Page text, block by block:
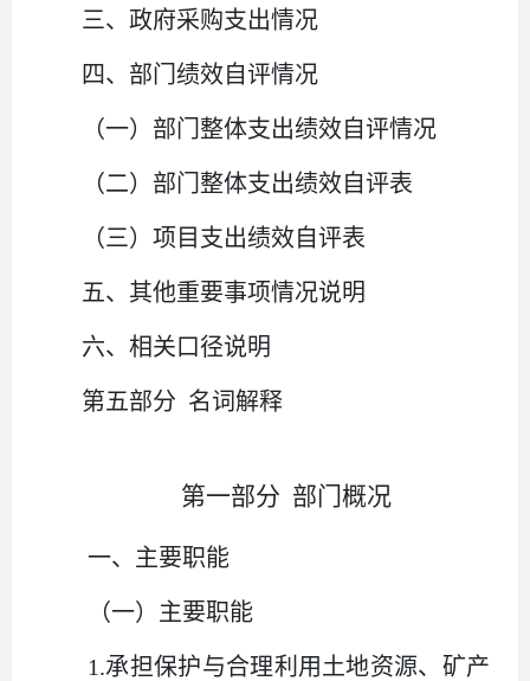
三、政府采购支出情况
四、部门绩效自评情况
（一）部门整体支出绩效自评情况
（二）部门整体支出绩效自评表
（三）项目支出绩效自评表
五、其他重要事项情况说明
六、相关口径说明
第五部分 名词解释
第一部分 部门概况
一、主要职能
（一）主要职能
1.承担保护与合理利用土地资源、矿产